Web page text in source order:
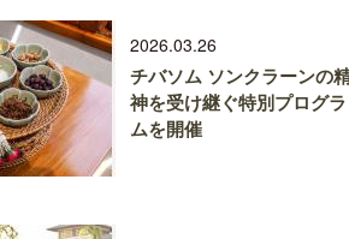
2026.03.26
チバソム ソンクラーンの
神を受け継ぐ特別プログラ
ムを開催